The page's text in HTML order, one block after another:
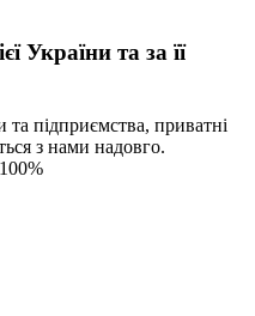
України та за її
підприємства, приватні
з нами надовго.